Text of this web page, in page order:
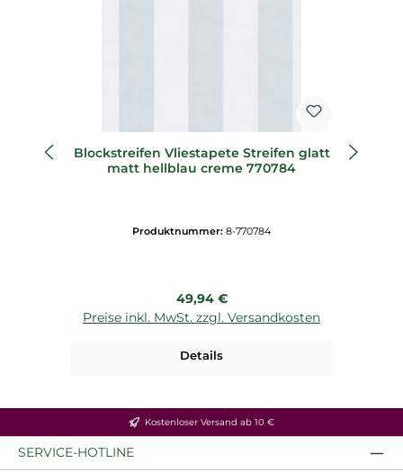
Blockstreifen Vliestapete Streifen glatt
matt hellblau creme 770784
Produktnummer: 8-770784
Regulärer Preis:
49,94 €
Preise inkl. MwSt. zzgl. Versandkosten
Details
Kostenloser Versand ab 10 €
SERVICE-HOTLINE